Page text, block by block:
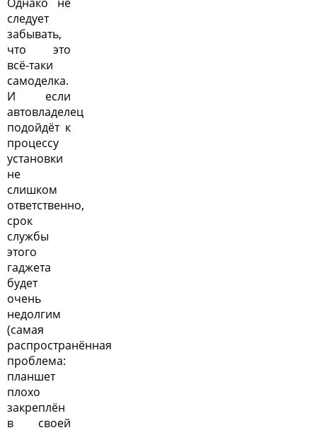
следует
забывать,
что это
всё-таки
самоделка.
И если
автовладелец
подойдёт к
процессу
установки
не
слишком
ответственно,
срок
службы
этого
гаджета
будет
очень
недолгим
(самая
распространённая
проблема:
планшет
плохо
закреплён
в своей